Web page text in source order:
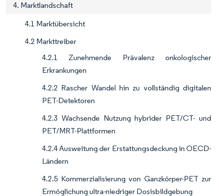
4. Marktlandschaft
4.1 Marktübersicht
4.2 Markttreiber
4.2.1 Zunehmende Prävalenz onkologischer
Erkrankungen
4.2.2 Rascher Wandel hin zu vollständig digitalen
PET-Detektoren
4.2.3 Wachsende Nutzung hybrider PET/CT- und
PET/MRT-Plattformen
4.2.4 Ausweitung der Erstattungsdeckung in OECD-
Ländern
4.2.5 Kommerzialisierung von Ganzkörper-PET zur
Ermöglichung ultra-niedriger Dosisbildgebung